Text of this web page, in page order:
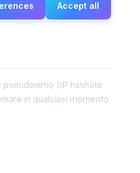
Accept all
(IP hashato
in qualsiasi momento